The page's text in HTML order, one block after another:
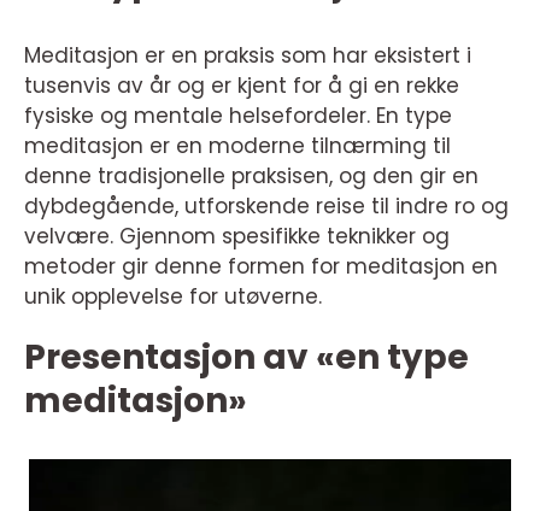
Meditasjon er en praksis som har eksistert i
tusenvis av år og er kjent for å gi en rekke
fysiske og mentale helsefordeler. En type
meditasjon er en moderne tilnærming til
denne tradisjonelle praksisen, og den gir en
dybdegående, utforskende reise til indre ro og
velvære. Gjennom spesifikke teknikker og
metoder gir denne formen for meditasjon en
unik opplevelse for utøverne.
Presentasjon av «en type
meditasjon»